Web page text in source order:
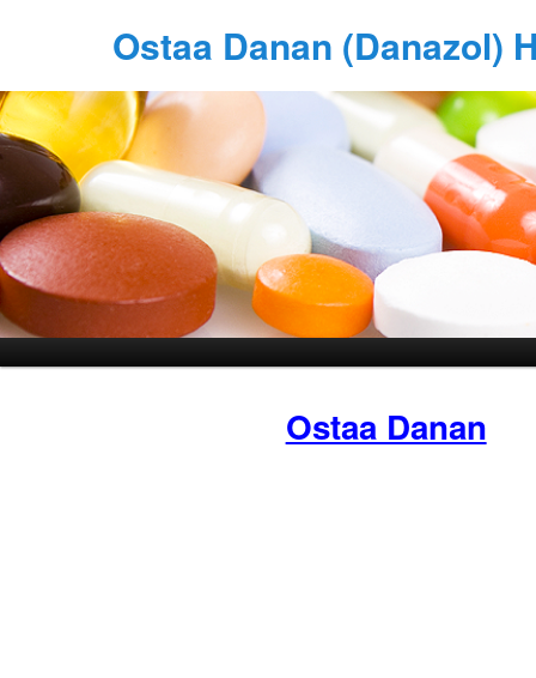
Ostaa Danan (Danazol)
Ostaa Danan